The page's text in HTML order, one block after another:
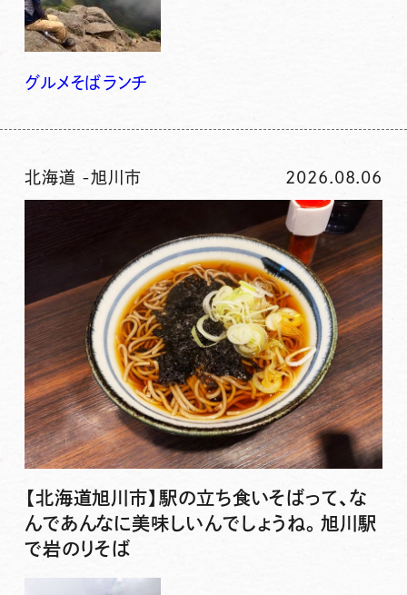
グルメそばランチ
北海道 -旭川市 2026.08.06
【北海道旭川市】駅の立ち食いそばって、な
んであんなに美味しいんでしょうね。旭川駅
で岩のりそば